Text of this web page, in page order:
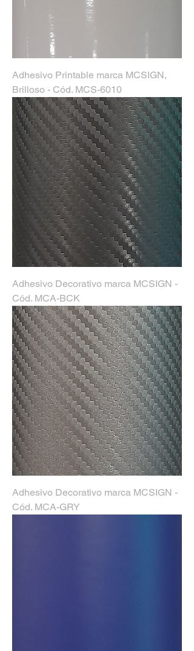
Adhesivo Printable marca MCSIGN,
Brilloso - Cód. MCS-6010
Adhesivo Decorativo marca MCSIGN -
Cód. MCA-BCK
Adhesivo Decorativo marca MCSIGN -
Cód. MCA-GRY